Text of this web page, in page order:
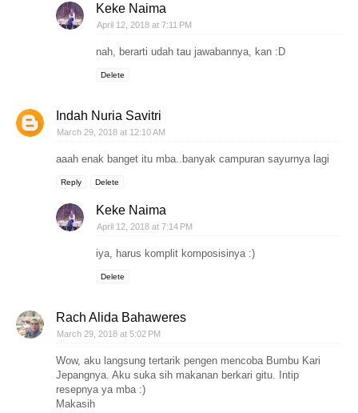
Keke Naima
April 12, 2018 at 7:11 PM
nah, berarti udah tau jawabannya, kan :D
Delete
Indah Nuria Savitri
March 29, 2018 at 12:10 AM
aaah enak banget itu mba..banyak campuran sayurnya lagi
Reply Delete
Keke Naima
April 12, 2018 at 7:14 PM
iya, harus komplit komposisinya :)
Delete
Rach Alida Bahaweres
March 29, 2018 at 5:02 PM
Wow, aku langsung tertarik pengen mencoba Bumbu Kari
Jepangnya. Aku suka sih makanan berkari gitu. Intip
resepnya ya mba :)
Makasih